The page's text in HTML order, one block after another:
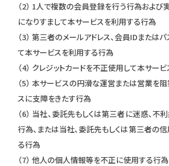
（2） 1人で複数の会員登録を行う行為およ
になりすまして本サービスを利用する行為
（3） 第三者のメールアドレス、会員IDまたは
て本サービスを利用する行為
（4） クレジットカードを不正使用して本サー
（5） 本サービスの円滑な運営または営業を
スに支障をきたす行為
（6） 当社、委託先もしくは第三者に迷惑、不
行為、または当社、委託先もしくは第三者の
る行為
（7） 他人の個人情報等を不正に使用する行為